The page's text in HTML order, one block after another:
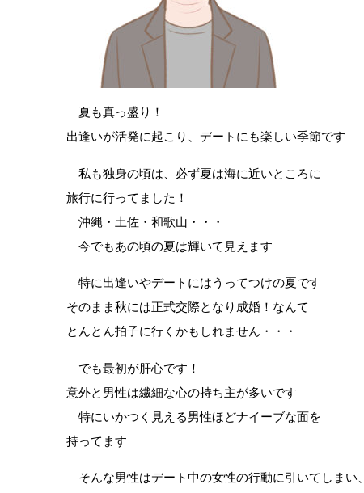
夏も真っ盛り！
出逢いが活発に起こり、デートにも楽しい季節です
私も独身の頃は、必ず夏は海に近いところに
旅行に行ってました！
沖縄・土佐・和歌山・・・
今でもあの頃の夏は輝いて見えます
特に出逢いやデートにはうってつけの夏です
そのまま秋には正式交際となり成婚！なんて
とんとん拍子に行くかもしれません・・・
でも最初が肝心です！
意外と男性は繊細な心の持ち主が多いです
特にいかつく見える男性ほどナイーブな面を
持ってます
そんな男性はデート中の女性の行動に引いてしまい、